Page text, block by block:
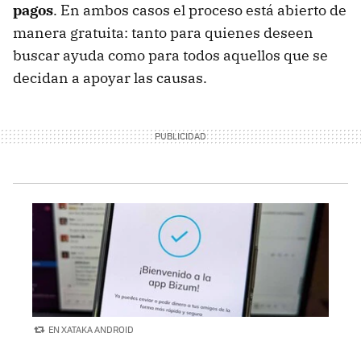
pagos. En ambos casos el proceso está abierto de
manera gratuita: tanto para quienes deseen
buscar ayuda como para todos aquellos que se
decidan a apoyar las causas.
EN XATAKA ANDROID